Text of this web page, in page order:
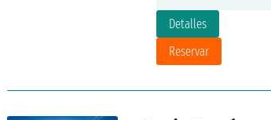
Detalles
Reservar